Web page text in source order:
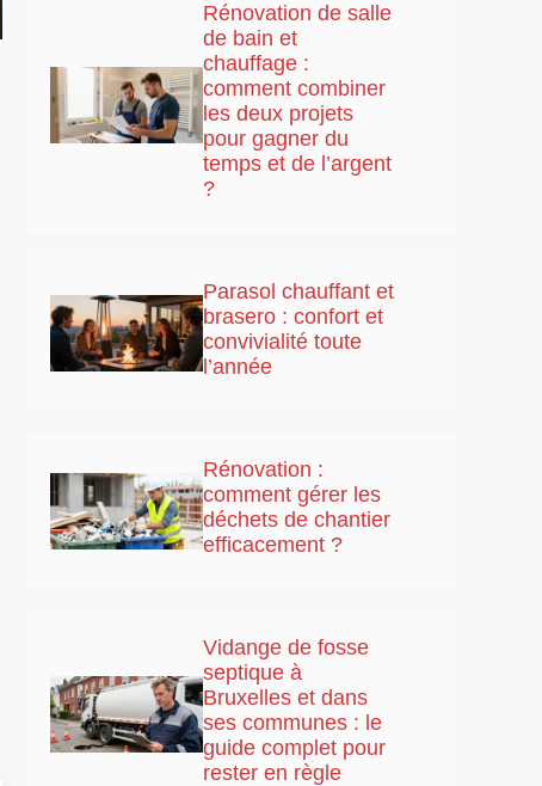
Rénovation de salle
de bain et
chauffage :
comment combiner
les deux projets
pour gagner du
temps et de l’argent
?
Parasol chauffant et
brasero : confort et
convivialité toute
l’année
Rénovation :
comment gérer les
déchets de chantier
efficacement ?
Vidange de fosse
septique à
Bruxelles et dans
ses communes : le
guide complet pour
rester en règle